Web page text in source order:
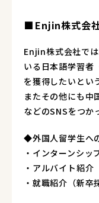
Enjin株式会
Enjin株式会社で
いる日本語学習
を獲得したいとい
またその他にも
などのSNSをつか
◆外国人留学生へ
・インターンシッ
・アルバイト紹介
・就職紹介（新卒